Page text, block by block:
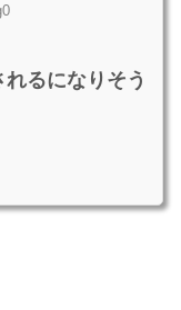
るになりそう